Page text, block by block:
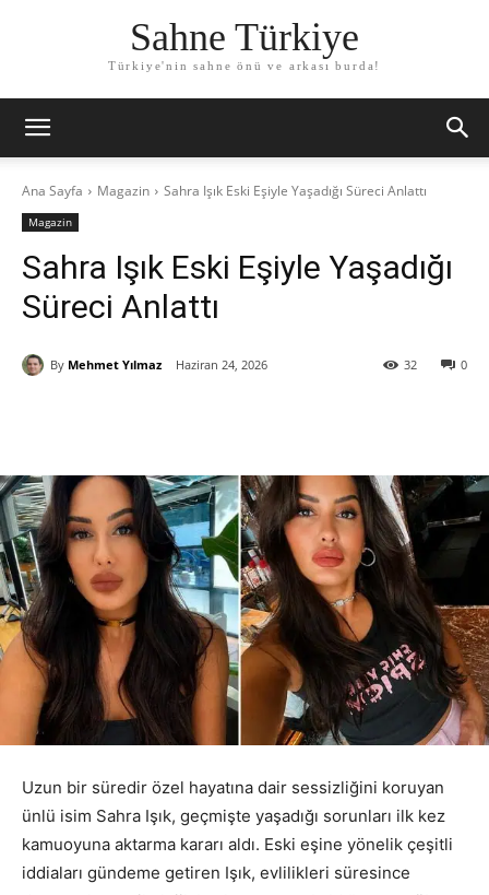
Sahne Türkiye
Türkiye'nin sahne önü ve arkası burda!
Ana Sayfa Magazin Sahra Işık Eski Eşiyle Yaşadığı Süreci Anlattı
Magazin
Sahra Işık Eski Eşiyle Yaşadığı
Süreci Anlattı
By Mehmet Yılmaz Haziran 24, 2026 0
32
Uzun bir süredir özel hayatına dair sessizliğini koruyan
ünlü isim Sahra Işık, geçmişte yaşadığı sorunları ilk kez
kamuoyuna aktarma kararı aldı. Eski eşine yönelik çeşitli
iddiaları gündeme getiren Işık, evlilikleri süresince